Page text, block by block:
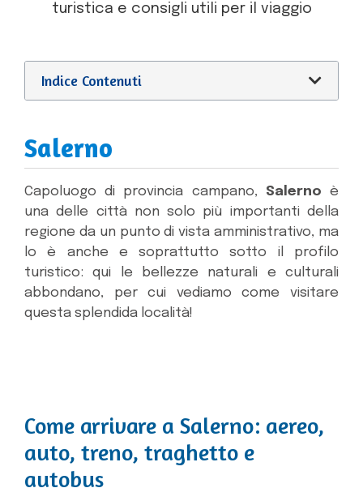
turistica e consigli utili per il viaggio
Indice Contenuti
Salerno
Capoluogo di provincia campano, Salerno è
una delle città non solo più importanti della
regione da un punto di vista amministrativo, ma
lo è anche e soprattutto sotto il profilo
turistico: qui le bellezze naturali e culturali
abbondano, per cui vediamo come visitare
questa splendida località!
Come arrivare a Salerno: aereo,
auto, treno, traghetto e
autobus